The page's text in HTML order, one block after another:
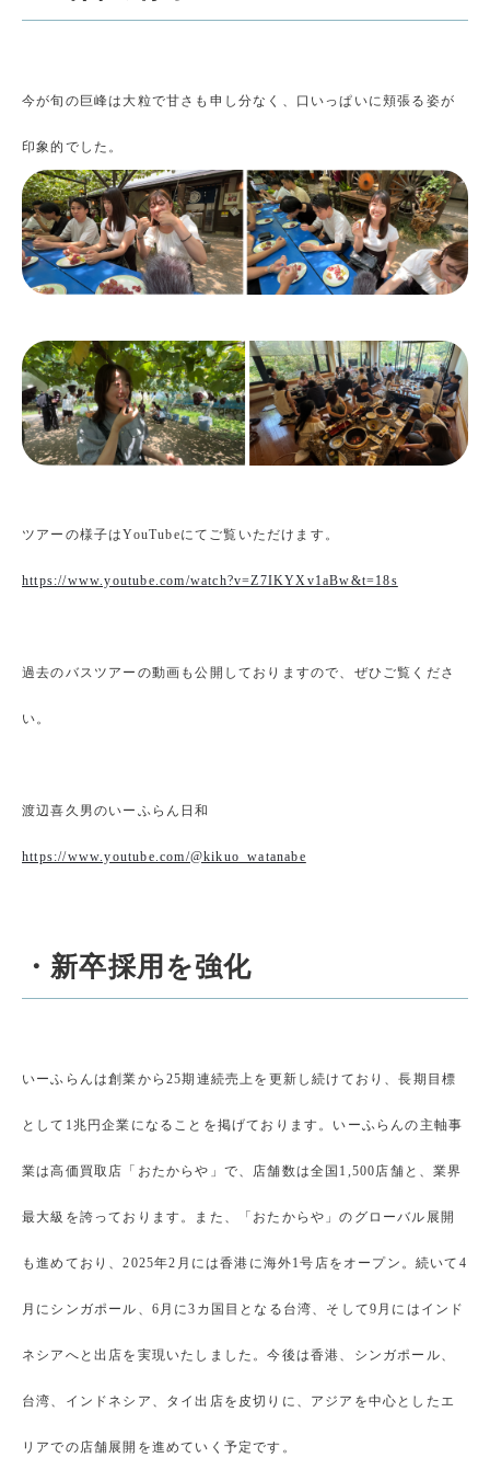
今が旬の巨峰は大粒で甘さも申し分なく、口いっぱいに頬張る姿が
印象的でした。
ツアーの様子はYouTubeにてご覧いただけます。
https://www.youtube.com/watch?v=Z7IKYXv1aBw&t=18s
過去のバスツアーの動画も公開しておりますので、ぜひご覧くださ
い。
渡辺喜久男のいーふらん日和
https://www.youtube.com/@kikuo_watanabe
・新卒採用を強化
いーふらんは創業から25期連続売上を更新し続けており、長期目標
として1兆円企業になることを掲げております。いーふらんの主軸事
業は高価買取店「おたからや」で、店舗数は全国1,500店舗と、業界
最大級を誇っております。また、「おたからや」のグローバル展開
も進めており、2025年2月には香港に海外1号店をオープン。続いて4
月にシンガポール、6月に3カ国目となる台湾、そして9月にはインド
ネシアへと出店を実現いたしました。今後は香港、シンガポール、
台湾、インドネシア、タイ出店を皮切りに、アジアを中心としたエ
リアでの店舗展開を進めていく予定です。